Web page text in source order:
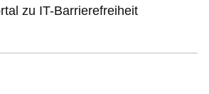
zu IT-Barrierefreiheit